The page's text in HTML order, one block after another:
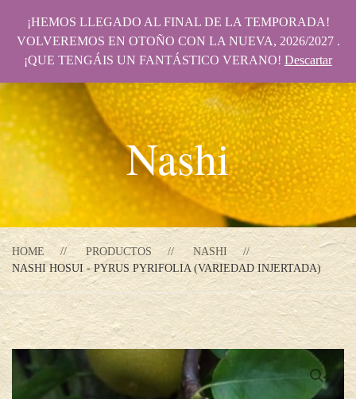
Nashi
HOME PRODUCTOS
NASHI
NASHI HOSUI - PYRUS PYRIFOLIA (VARIEDAD INJERTADA)
¡HEMOS LLEGADO AL FINAL DE LA TEMPORADA!
VOLVEREMOS EN OTOÑO CON LA NUEVA, 2026/2027 .
¡QUE TENGÁIS UN FANTÁSTICO VERANO! Descartar